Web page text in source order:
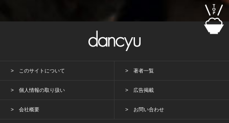
このサイトについて 著者一覧
個人情報の取り扱い 広告掲載
会社概要 お問い合わせ